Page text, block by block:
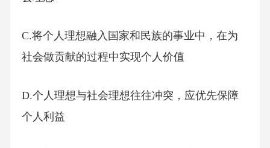
C.将个人理想融入国家和民族的事业中，在为
社会做贡献的过程中实现个人价值
D.个人理想与社会理想往往冲突，应优先保障
个人利益